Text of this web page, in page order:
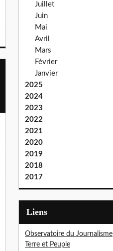
Juillet
Juin
Mai
Avril
Mars
Février
Janvier
2025
2024
2023
2022
2021
2020
2019
2018
2017
Liens
Observatoire du Journalisme
Terre et Peuple